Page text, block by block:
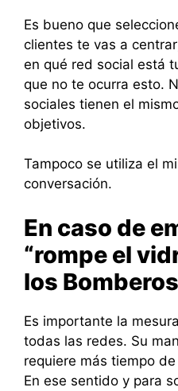
Es bueno que
clientes te vas a
en qué red social está
que no te ocurra esto.
sociales tienen el
objetivos.
Tampoco se utiliza el
conversación.
En caso de
“rompe el
los Bomberos
Es importante la
todas las redes. Su
requiere más tiempo
En ese sentido y para